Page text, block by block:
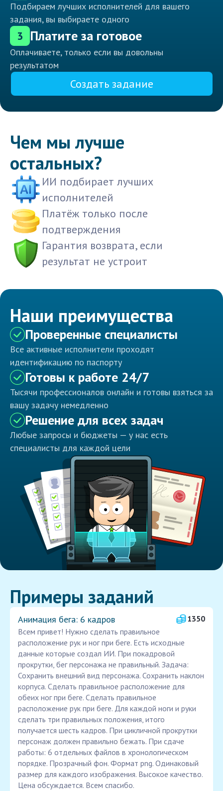
Подбираем лучших исполнителей для вашего
задания, вы выбираете одного
3 Платите за готовое
Оплачиваете, только если вы довольны
результатом
Создать задание
Чем мы лучше
остальных?
ИИ подбирает лучших
исполнителей
Платёж только после
подтверждения
Гарантия возврата, если
результат не устроит
Наши преимущества
Проверенные специалисты
Все активные исполнители проходят
идентификацию по паспорту
Готовы к работе 24/7
Тысячи профессионалов онлайн и готовы взяться за
вашу задачу немедленно
Решение для всех задач
Любые запросы и бюджеты — у нас есть
специалисты для каждой цели
Примеры заданий
Анимация бега: 6 кадров
1350
Всем привет! Нужно сделать правильное
расположение рук и ног при беге. Есть исходные
данные которые создал ИИ. При покадровой
прокрутки, бег персонажа не правильный. Задача:
Сохранить внешний вид персонажа. Сохранить наклон
корпуса. Сделать правильное расположение для
обеих ног при беге. Сделать правильное
расположение рук при беге. Для каждой ноги и руки
сделать три правильных положения, итого
получается шесть кадров. При цикличной прокрутки
персонаж должен правильно бежать. При сдаче
работы: 6 отдельных файлов в хронологическом
порядке. Прозрачный фон. Формат png. Одинаковый
размер для каждого изображения. Высокое качество.
Цена обсуждается. Всем спасибо.